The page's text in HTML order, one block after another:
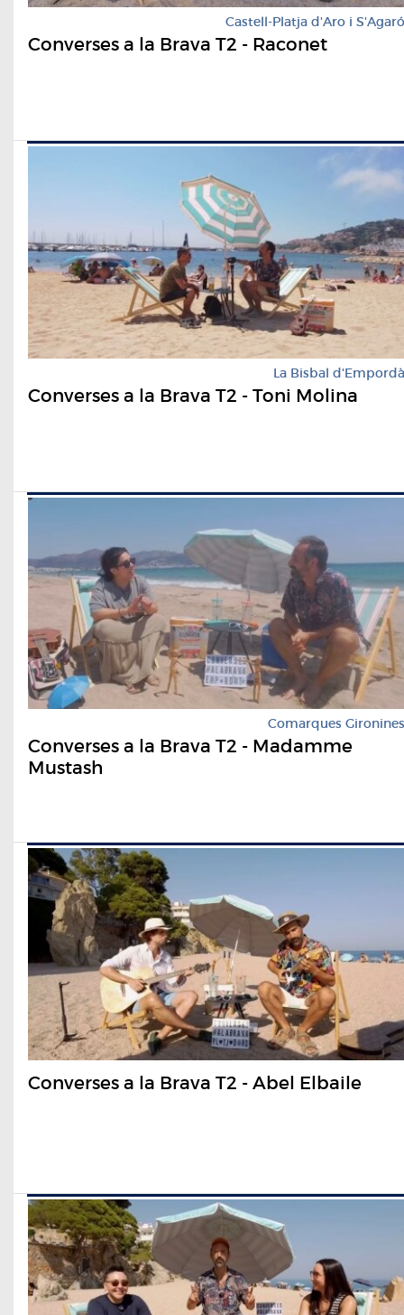
Castell-Platja d'Aro i S'Agaró
Converses a la Brava T2 - Raconet
La Bisbal d'Empordà
Converses a la Brava T2 - Toni Molina
Comarques Gironines
Converses a la Brava T2 - Madamme
Mustash
Converses a la Brava T2 - Abel Elbaile